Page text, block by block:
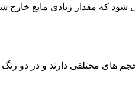
شود که مقدار زیادی مایع خارج
حجم های مختلفی دارند و در دو